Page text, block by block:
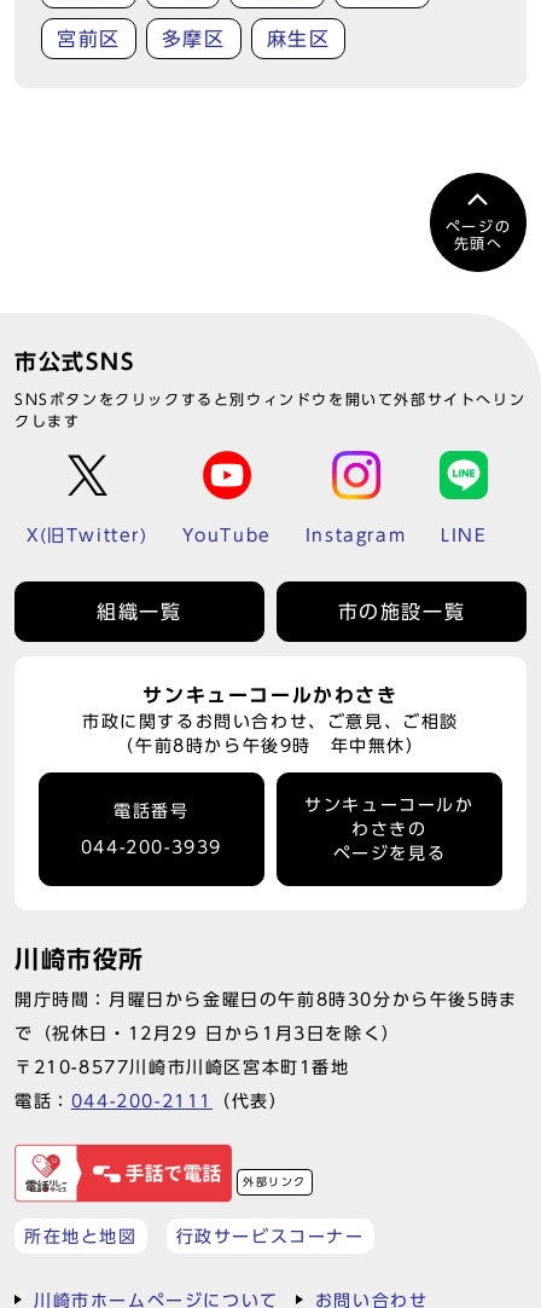
宮前区 多摩区 麻生区
ページの
先頭へ
市公式SNS
SNSボタンをクリックすると別ウィンドウを開いて外部サイトへリン
クします
X(旧Twitter) YouTube Instagram LINE
組織一覧 市の施設一覧
サンキューコールかわさき
市政に関するお問い合わせ、ご意見、ご相談
（午前8時から午後9時 年中無休）
電話番号
044-200-3939
サンキューコールか
わさきの
ページを見る
川崎市役所
開庁時間：月曜日から金曜日の午前8時30分から午後5時ま
で（祝休日・12月29 日から1月3日を除く）
〒210-8577川崎市川崎区宮本町1番地
電話： 044-200-2111 （代表）
外部リンク
所在地と地図 行政サービスコーナー
川崎市ホームページについて お問い合わせ